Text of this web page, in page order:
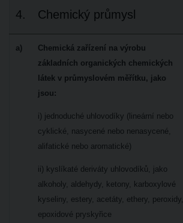
4. Chemický průmysl
a)
Chemická zařízení na výrobu
základních organických chemických
látek v průmyslovém měřítku, jako
jsou:
i) jednoduché uhlovodíky (lineární nebo
cyklické, nasycené nebo nenasycené,
alifatické nebo aromatické)
ii) kyslíkaté deriváty uhlovodíků, jako
alkoholy, aldehydy, ketony, karboxylové
kyseliny, estery, acetáty, ethery, peroxidy,
epoxidové pryskyřice